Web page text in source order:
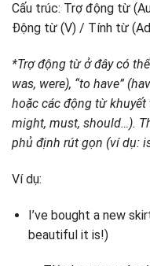
Cấu trúc: Trợ động từ
Động từ (V) / Tính từ
*Trợ động từ ở đây có
was, were), “to have”
hoặc các động từ khuyết
might, must, should…).
phủ định rút gọn (ví dụ:
Ví dụ:
I’ve bought a new
beautiful it is!)